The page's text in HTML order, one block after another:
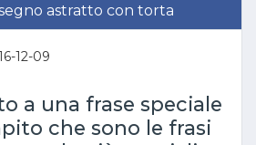
astratto con torta
12-09
a una frase speciale
che sono le frasi